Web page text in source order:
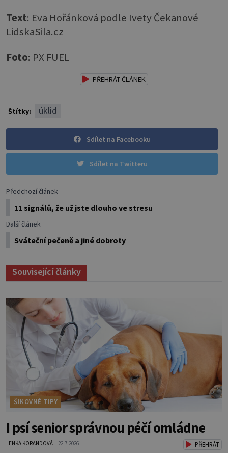
Text: Eva Hořánková podle Ivety Čekanové
LidskaSila.cz
Foto: PX FUEL
PŘEHRÁT ČLÁNEK
Štítky: úklid
Sdílet na Facebooku
Sdílet na Twitteru
Předchozí článek
11 signálů, že už jste dlouho ve stresu
Další článek
Sváteční pečeně a jiné dobroty
Související články
ŠIKOVNÉ TIPY
I psí senior správnou péčí omládne
LENKA KORANDOVÁ 22.7.2026 PŘEHRÁT